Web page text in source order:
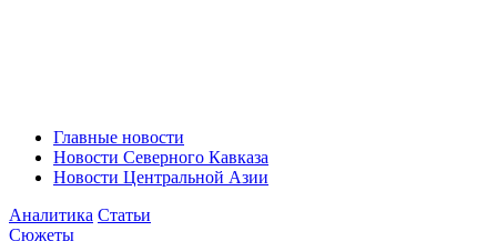
Главные новости
Новости Северного Кавказа
Новости Центральной Азии
Аналитика Статьи
Сюжеты